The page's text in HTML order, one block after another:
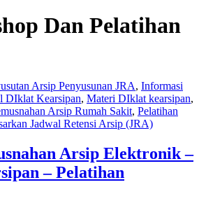
Dan Pelatihan
Arsip Penyusunan JRA, Informasi
DIklat Kearsipan, Materi DIklat kearsipan,
Arsip Rumah Sakit, Pelatihan
Jadwal Retensi Arsip (JRA)
Arsip Elektronik –
– Pelatihan